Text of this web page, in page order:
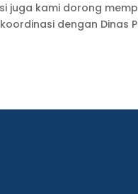
juga kami dorong
dengan Dinas